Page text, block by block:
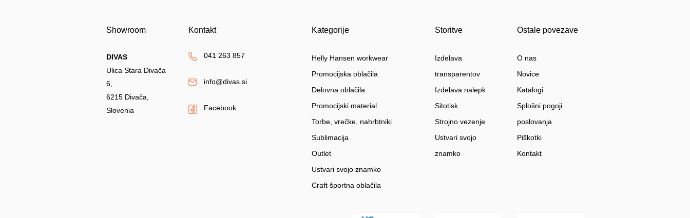
Showroom
DIVAS
Ulica Stara Divača
6,
6215 Divača,
Slovenia
Kontakt
041 263 857
info@divas.si
Facebook
Kategorije
Helly Hansen workwear
Promocijska oblačila
Delovna oblačila
Promocijski material
Torbe, vrečke, nahrbtniki
Sublimacija
Outlet
Ustvari svojo znamko
Craft športna oblačila
Storitve
Izdelava
transparentov
Izdelava nalepk
Sitotisk
Strojno vezenje
Ustvari svojo
znamko
Ostale povezave
O nas
Novice
Katalogi
Splošni pogoji
poslovanja
Piškotki
Kontakt